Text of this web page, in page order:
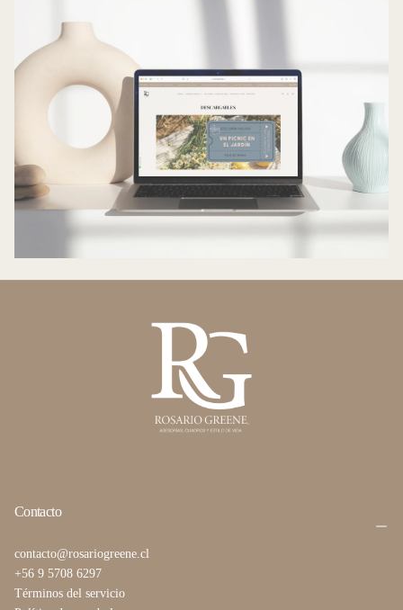
Contacto
contacto@rosariogreene.cl
+56 9 5708 6297
Términos del servicio